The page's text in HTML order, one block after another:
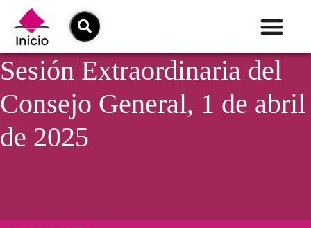
Sesión Extraordinaria del
Consejo General, 1 de abril
de 2025